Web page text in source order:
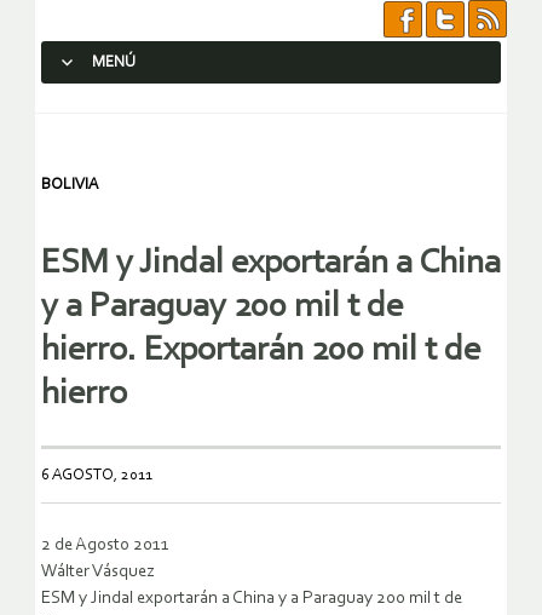
MENÚ
BOLIVIA
ESM y Jindal exportarán a China
y a Paraguay 200 mil t de
hierro. Exportarán 200 mil t de
hierro
6 AGOSTO, 2011
2 de Agosto 2011
Wálter Vásquez
ESM y Jindal exportarán a China y a Paraguay 200 mil t de